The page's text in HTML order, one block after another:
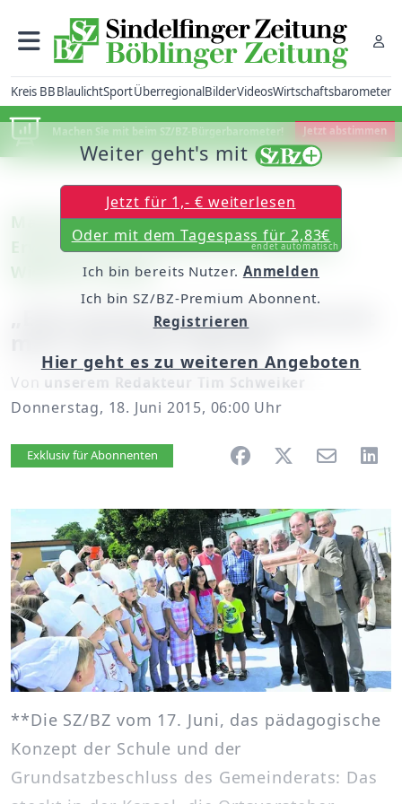
Kreis BBBlaulichtSportÜberregionalBilderVideosWirtschaftsbarometer
Machen Sie mit beim SZ/BZ-Bürgerbarometer! Jetzt abstimmen
Maichingen: 5,9 Millionen Euro für
Erweiterung und Mensa der Johannes-
Widmann-Schule
„Eine Schule wie diese wünscht
Von unserem Redakteur Tim Schweiker
Donnerstag, 18. Juni 2015, 06:00 Uhr
Artikel vorlesen
Exklusiv für Abonnenten
**Die SZ/BZ vom 17. Juni, das pädagogische
Konzept der Schule und der
Grundsatzbeschluss des Gemeinderats: Das
Weiter geht's mit
Jetzt für 1,- € weiterlesen
Oder mit dem Tagespass für 2,83€
endet automatisch
Ich bin bereits Nutzer. Anmelden
Ich bin SZ/BZ-Premium Abonnent.
Registrieren
Hier geht es zu weiteren Angeboten